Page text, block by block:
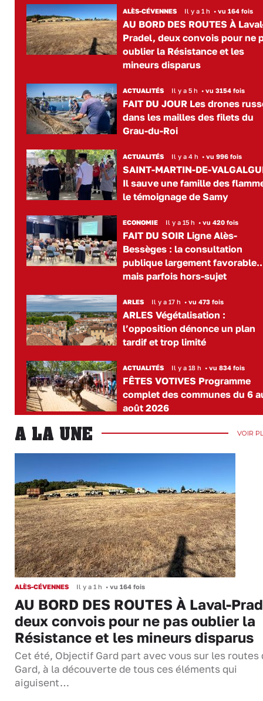
ALÈS-CÉVENNES Il y a 1 h • vu 164 fois
AU BORD DES ROUTES À
Pradel, deux convois pour ne
oublier la Résistance et les
mineurs disparus
ACTUALITÉS Il y a 5 h • vu 3154 fois
FAIT DU JOUR Les drones
dans les mailles des filets du
Grau-du-Roi
ACTUALITÉS Il y a 4 h • vu 996 fois
SAINT-MARTIN-DE-
Il sauve une famille des
le témoignage de Samy
ECONOMIE Il y a 15 h • vu 420 fois
FAIT DU SOIR Ligne Alès-
Bessèges : la consultation
publique largement
mais parfois hors-sujet
ARLES Il y a 17 h • vu 473 fois
ARLES Végétalisation :
l’opposition dénonce un plan
tardif et trop limité
ACTUALITÉS Il y a 18 h • vu 834 fois
FÊTES VOTIVES Programme
complet des communes du 6
août 2026
A LA UNE VOIR
ALÈS-CÉVENNES Il y a 1 h • vu 164 fois
AU BORD DES ROUTES À Laval-
deux convois pour ne pas oublier la
Résistance et les mineurs disparus
Cet été, Objectif Gard part avec vous sur les routes
Gard, à la découverte de tous ces éléments qui
aiguisent…